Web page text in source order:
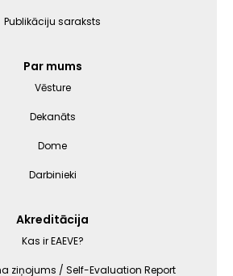
Publikāciju saraksts
Par mums
Vēsture
Dekanāts
Dome
Darbinieki
Akreditācija
Kas ir EAEVE?
ziņojums / Self-Evaluation Report